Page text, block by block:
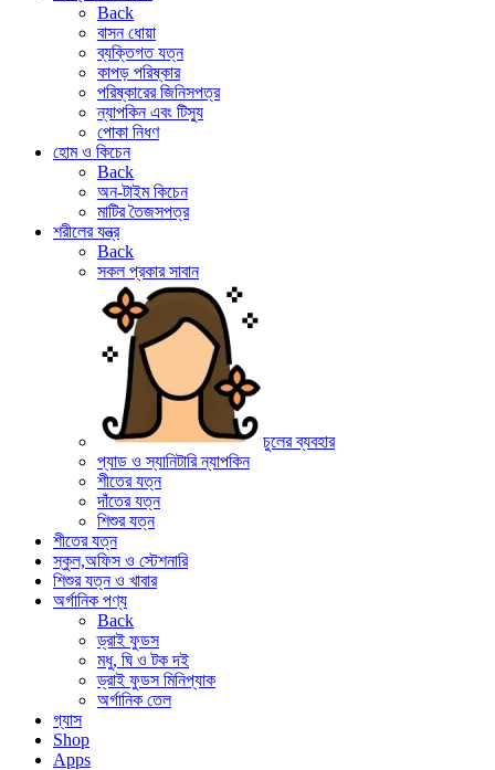
Back
বাসন ধোয়া
ব্যক্তিগত যত্ন
কাপড় পরিষ্কার
পরিষ্কারের জিনিসপত্র
ন্যাপকিন এবং টিস্যু
পোকা নিধণ
হোম ও কিচেন
Back
অন-টাইম কিচেন
মাটির তৈজসপত্র
শরীলের যন্ত্র
Back
সকল প্রকার সাবান
চুলের ব্যবহার
প্যাড ও স্যানিটারি ন্যাপকিন
শীতের যত্ন
দাঁতের যত্ন
শিশুর যত্ন
শীতের যত্ন
স্কুল,অফিস ও স্টেশনারি
শিশুর যত্ন ও খাবার
অর্গানিক পণ্য
Back
ড্রাই ফুডস
মধু, ঘি ও টক দই
ড্রাই ফুডস মিনিপ্যাক
অর্গানিক তেল
গ্যাস
Shop
Apps